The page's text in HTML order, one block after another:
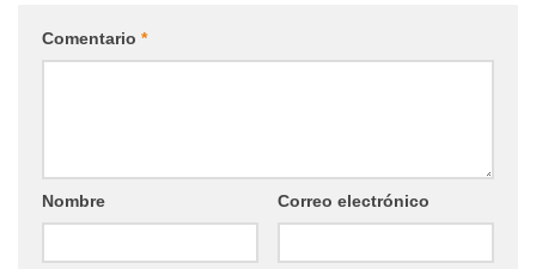
Comentario *
Nombre Correo electrónico